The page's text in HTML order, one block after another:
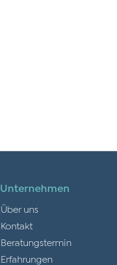
Unternehmen
Über uns
Kontakt
Beratungstermin
Erfahrungen